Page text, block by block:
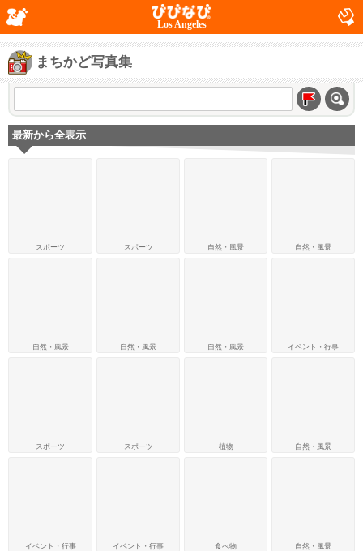
Los Angeles
まちかど写真集
最新から全表示
スポーツ
自然・風景
スポーツ
イベント・行事
スポーツ
自然・風景
スポーツ
イベント・行事
自然・風景
自然・風景
植物
食べ物
自然・風景
イベント・行事
自然・風景
自然・風景